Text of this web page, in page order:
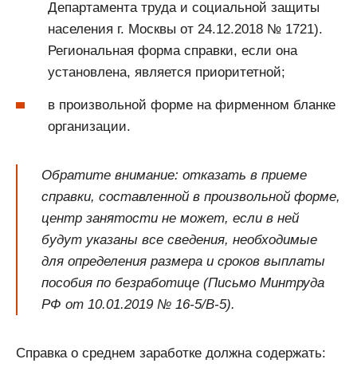
Департамента труда и социальной защиты
населения г. Москвы от 24.12.2018 № 1721).
Региональная форма справки, если она
установлена, является приоритетной;
в произвольной форме на фирменном бланке
организации.
Обратите внимание: отказать в приеме
справки, составленной в произвольной форме,
центр занятости не может, если в ней
будут указаны все сведения, необходимые
для определения размера и сроков выплаты
пособия по безработице (Письмо Минтруда
РФ от 10.01.2019 № 16-5/В-5).
Справка о среднем заработке должна содержать: